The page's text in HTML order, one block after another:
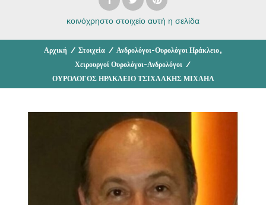
κοινόχρηστο στοιχείο αυτή η σελίδα
Αρχική / Στοιχεία / Ανδρολόγοι-Ουρολόγοι Ηράκλειο,
Χειρουργοί Ουρολόγοι-Ανδρολόγοι /
ΟΥΡΟΛΟΓΟΣ ΗΡΑΚΛΕΙΟ ΤΣΙΧΛΑΚΗΣ ΜΙΧΑΗΛ